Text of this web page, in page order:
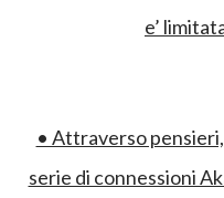
e’
• Attraverso
serie di connessioni